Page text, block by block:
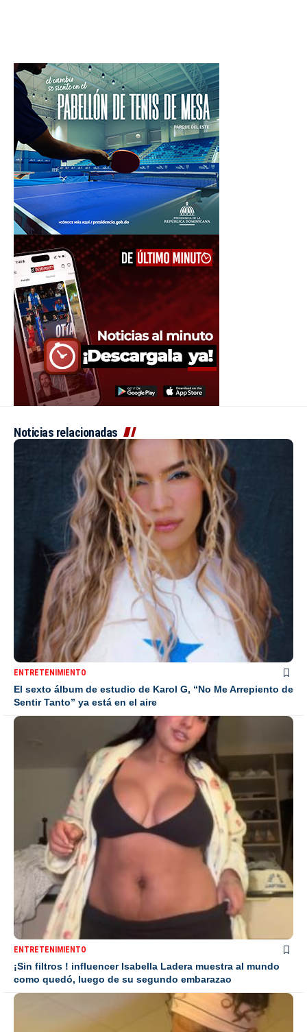
Noticias relacionadas
ENTRETENIMIENTO
El sexto álbum de estudio de Karol G, “No Me Arrepiento de
Sentir Tanto” ya está en el aire
ENTRETENIMIENTO
¡Sin filtros ! influencer Isabella Ladera muestra al mundo
como quedó, luego de su segundo embarazao